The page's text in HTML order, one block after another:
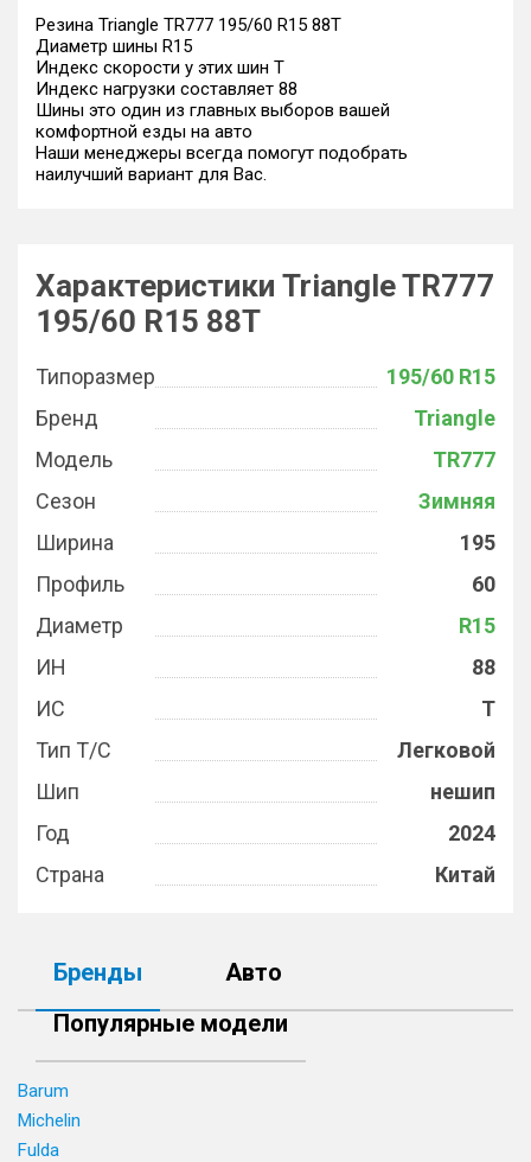
Резина Triangle TR777 195/60 R15 88T
Диаметр шины R15
Индекс скорости у этих шин T
Индекс нагрузки составляет 88
Шины это один из главных выборов вашей
комфортной езды на авто
Наши менеджеры всегда помогут подобрать
наилучший вариант для Вас.
Характеристики Triangle TR777
195/60 R15 88T
Типоразмер
195/60 R15
Бренд
Triangle
Модель
TR777
Сезон
Зимняя
Ширина
195
Профиль
60
Диаметр
R15
ИН
88
ИС
T
Тип Т/С
Легковой
Шип
нешип
Год
2024
Страна
Китай
Бренды
Авто
Популярные модели
Barum
Michelin
Fulda